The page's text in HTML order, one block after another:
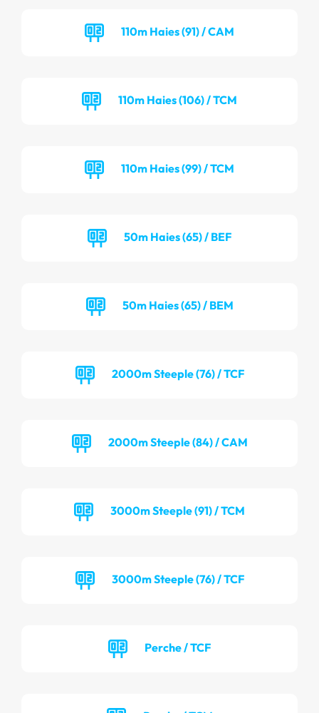
110m Haies (91) / CAM
110m Haies (106) / TCM
110m Haies (99) / TCM
50m Haies (65) / BEF
50m Haies (65) / BEM
2000m Steeple (76) / TCF
2000m Steeple (84) / CAM
3000m Steeple (91) / TCM
3000m Steeple (76) / TCF
Perche / TCF